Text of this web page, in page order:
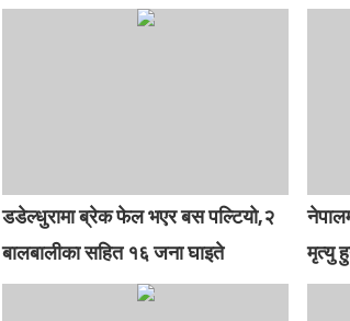
डडेल्धुरामा ब्रेक फेल भएर बस पल्टियो,२
बालबालीका सहित १६ जना घाइते
मृत्यु